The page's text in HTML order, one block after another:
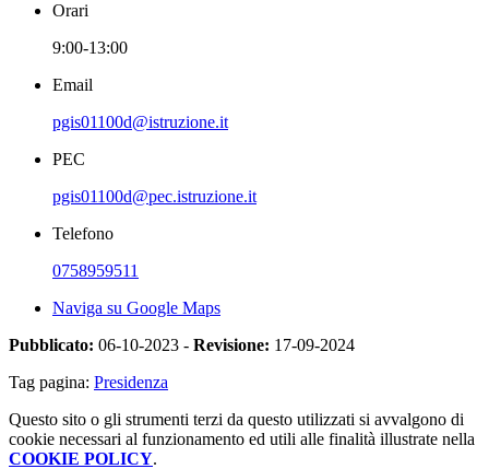
Orari
9:00-13:00
Email
pgis01100d@istruzione.it
PEC
pgis01100d@pec.istruzione.it
Telefono
0758959511
Naviga su Google Maps
Pubblicato: 06-10-2023 - Revisione: 17-09-2024
Tag pagina: Presidenza
Questo sito o gli strumenti terzi da questo utilizzati si avvalgono di
cookie necessari al funzionamento ed utili alle finalità illustrate nella
COOKIE POLICY.